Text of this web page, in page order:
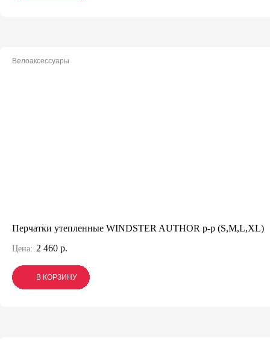
Велоаксессуары
Перчатки утепленные WINDSTER AUTHOR p-p (S,M,L,XL)
Цена: 2 460 р.
В КОРЗИНУ
В КОРЗИНУ
В КОРЗИНУ